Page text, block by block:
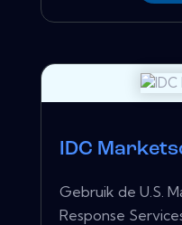
IDC
Gebruik de U.S.
Response